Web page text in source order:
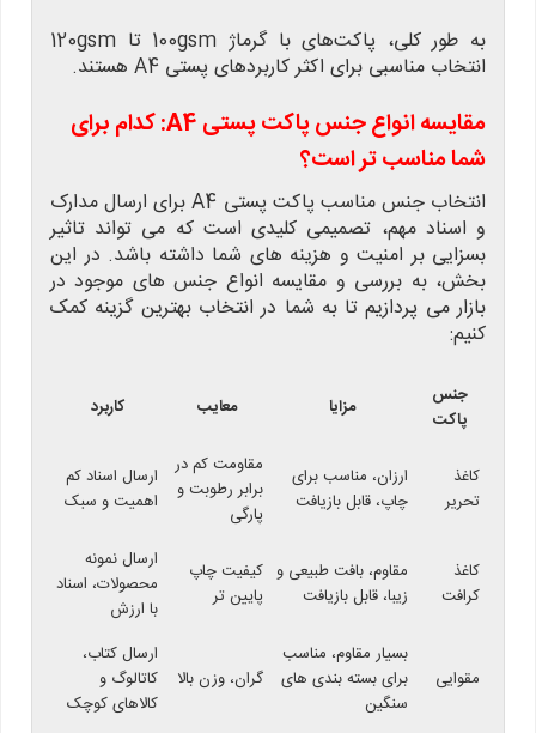
به طور کلی، پاکت‌های با گرماژ 100gsm تا 120gsm
انتخاب مناسبی برای اکثر کاربردهای پستی A4 هستند.
مقایسه انواع جنس پاکت پستی A4: کدام برای
شما مناسب تر است؟
انتخاب جنس مناسب پاکت پستی A4 برای ارسال مدارک
و اسناد مهم، تصمیمی کلیدی است که می تواند تاثیر
بسزایی بر امنیت و هزینه های شما داشته باشد. در این
بخش، به بررسی و مقایسه انواع جنس های موجود در
بازار می پردازیم تا به شما در انتخاب بهترین گزینه کمک
کنیم:
جنس
پاکت
مزایا معایب کاربرد
کاغذ
تحریر
ارزان، مناسب برای
چاپ، قابل بازیافت
مقاومت کم در
برابر رطوبت و
پارگی
ارسال اسناد کم
اهمیت و سبک
کاغذ
کرافت
مقاوم، بافت طبیعی و
زیبا، قابل بازیافت
کیفیت چاپ
پایین تر
ارسال نمونه
محصولات، اسناد
با ارزش
مقوایی
بسیار مقاوم، مناسب
برای بسته بندی های
سنگین
گران، وزن بالا
ارسال کتاب،
کاتالوگ و
کالاهای کوچک